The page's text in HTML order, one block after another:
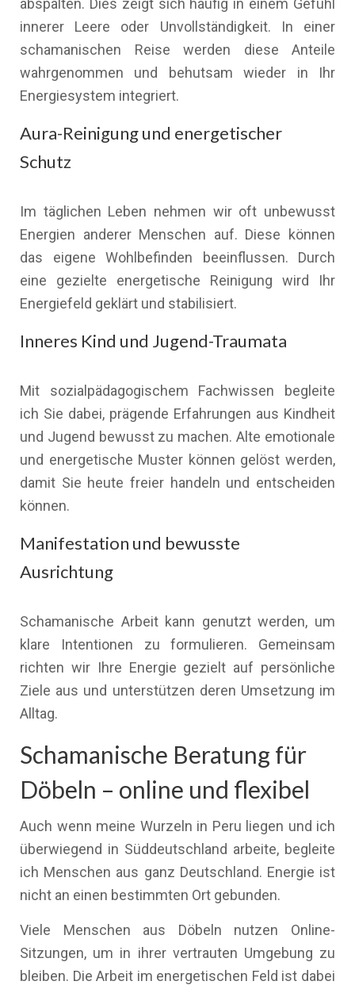
abspalten. Dies zeigt sich häufig in einem Gefühl
innerer Leere oder Unvollständigkeit. In einer
schamanischen Reise werden diese Anteile
wahrgenommen und behutsam wieder in Ihr
Energiesystem integriert.
Aura-Reinigung und energetischer
Schutz
Im täglichen Leben nehmen wir oft unbewusst
Energien anderer Menschen auf. Diese können
das eigene Wohlbefinden beeinflussen. Durch
eine gezielte energetische Reinigung wird Ihr
Energiefeld geklärt und stabilisiert.
Inneres Kind und Jugend-Traumata
Mit sozialpädagogischem Fachwissen begleite
ich Sie dabei, prägende Erfahrungen aus Kindheit
und Jugend bewusst zu machen. Alte emotionale
und energetische Muster können gelöst werden,
damit Sie heute freier handeln und entscheiden
können.
Manifestation und bewusste
Ausrichtung
Schamanische Arbeit kann genutzt werden, um
klare Intentionen zu formulieren. Gemeinsam
richten wir Ihre Energie gezielt auf persönliche
Ziele aus und unterstützen deren Umsetzung im
Alltag.
Schamanische Beratung für
Döbeln – online und flexibel
Auch wenn meine Wurzeln in Peru liegen und ich
überwiegend in Süddeutschland arbeite, begleite
ich Menschen aus ganz Deutschland. Energie ist
nicht an einen bestimmten Ort gebunden.
Viele Menschen aus Döbeln nutzen Online-
Sitzungen, um in ihrer vertrauten Umgebung zu
bleiben. Die Arbeit im energetischen Feld ist dabei